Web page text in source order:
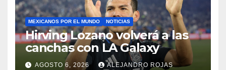
MEXICANOS POR EL MUNDO NOTICIAS
Hirving Lozano volverá a las
canchas con LA Galaxy
AGOSTO 6, 2026 ALEJANDRO ROJAS